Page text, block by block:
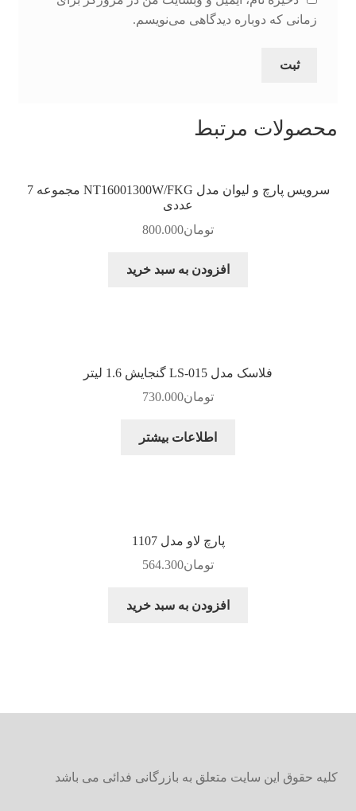
زمانی که دوباره دیدگاهی می‌نویسم.
محصولات مرتبط
سرویس پارچ و لیوان مدل NT16001300W/FKG مجموعه 7
عددی
تومان800.000
افزودن به سبد خرید
فلاسک مدل LS-015 گنجایش 1.6 لیتر
تومان730.000
اطلاعات بیشتر
پارچ لاو مدل 1107
تومان564.300
افزودن به سبد خرید
کلیه حقوق این سایت متعلق به بازرگانی فدائی می باشد